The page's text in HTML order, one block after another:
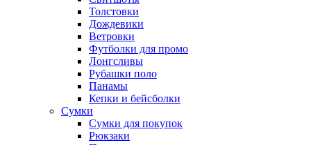
Толстовки
Дождевики
Ветровки
Футболки для промо
Лонгсливы
Рубашки поло
Панамы
Кепки и бейсболки
Сумки
Сумки для покупок
Рюкзаки